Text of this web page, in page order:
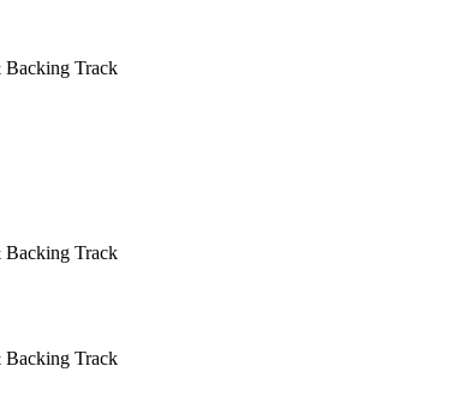
Backing Track
Backing Track
Backing Track